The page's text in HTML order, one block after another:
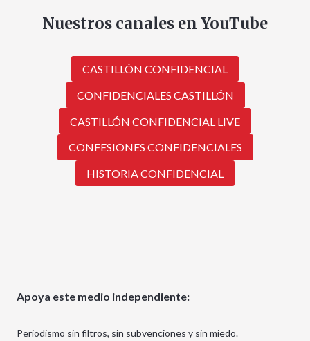
Nuestros canales en YouTube
CASTILLÓN CONFIDENCIAL
CONFIDENCIALES CASTILLÓN
CASTILLÓN CONFIDENCIAL LIVE
CONFESIONES CONFIDENCIALES
HISTORIA CONFIDENCIAL
Apoya este medio independiente:
Periodismo sin filtros, sin subvenciones y sin miedo.